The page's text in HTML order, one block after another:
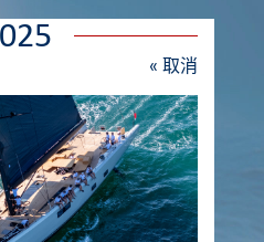
« 取消